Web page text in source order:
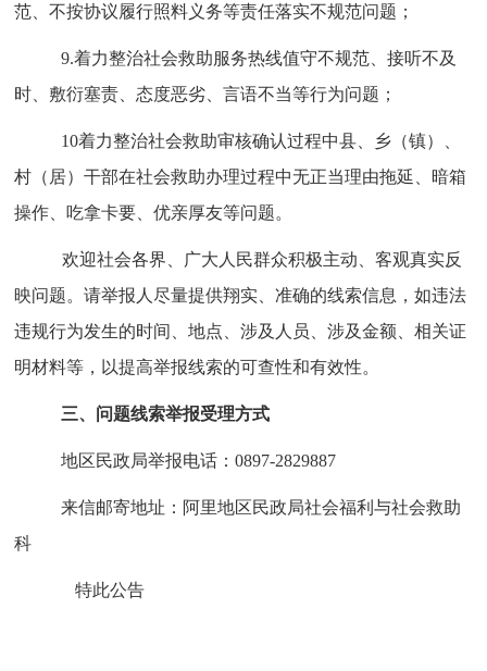
范、不按协议履行照料义务等责任落实不规范问题；
9.着力整治社会救助服务热线值守不规范、接听不及
时、敷衍塞责、态度恶劣、言语不当等行为问题；
10着力整治社会救助审核确认过程中县、乡 （镇）、
村（ 居）干部在社会救助办理过程中无正当理由拖延 、暗箱
操作、 吃拿卡要 、优亲厚友等问题。
欢迎社会各界、广大人民群众积极主动、客观真实反
映问题。请举报人尽量提供翔实 、准确的线索信息，如违法
违规行为发生的时间、地点、涉及人员、涉及金额、相关证
明材料等，以提高举报线索的可查性和有效性。
三、问题线索举报受理方式
地区民政局举报电话：0897-2829887
来信邮寄地址： 阿里地区民政局社会福利与社会救助
科
特此公告